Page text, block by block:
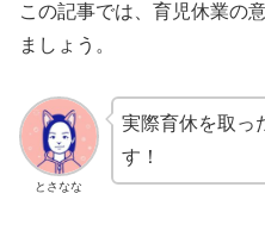
この記事では、育児休業の
ましょう。
とさなな
実際育休を取っ
す！